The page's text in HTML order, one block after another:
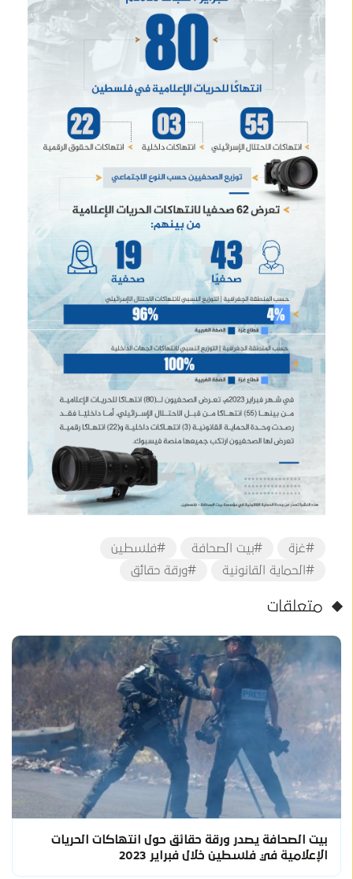
#غزة #بيت الصحافة
#فلسطين
#الحماية القانونية
#ورقة حقائق
متعلقات
بيت الصحافة يصدر ورقة حقائق حول انتهاكات الحريات
الإعلامية في فلسطين خلال فبراير 2023